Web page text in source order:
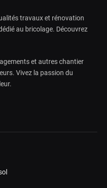
travaux et rénovation
au bricolage. Découvrez
et autres chantier
Vivez la passion du